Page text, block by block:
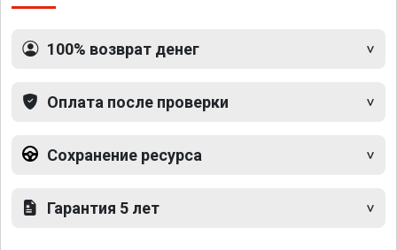
100% возврат денег
Оплата после проверки
Сохранение ресурса
Гарантия 5 лет